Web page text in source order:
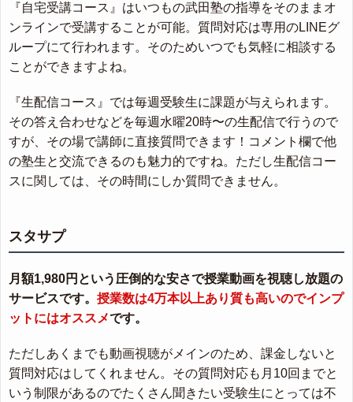
『自宅受講コース』はいつもの武田塾の指導をそのままオ
ンラインで受講することが可能。質問対応は専用のLINEグ
ループにて行われます。そのためいつでも気軽に相談する
ことができますよね。
『生配信コース』では毎週受験生に課題が与えられます。
その答え合わせなどを毎週水曜20時〜の生配信で行うので
すが、その場で講師に直接質問できます！コメント欄で他
の塾生と交流できるのも魅力的ですね。ただし生配信コー
スに関しては、その時間にしか質問できません。
スタサプ
月額1,980円という圧倒的な安さで授業動画を視聴し放題の
サービスです。 授業数は4万本以上あり質も高いのでインプ
ットにはオススメです。
ただしあくまでも動画視聴がメインのため、課金しないと
質問対応はしてくれません。その質問対応も月10回までと
いう制限があるのでたくさん聞きたい受験生にとっては不